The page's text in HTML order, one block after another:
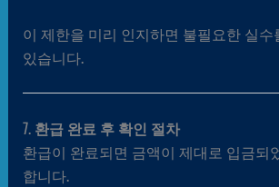
이 제한을 미리 인지하면 불필요한 실수
있습니다.
7. 환급 완료 후 확인 절차
환급이 완료되면 금액이 제대로 입금되
합니다.